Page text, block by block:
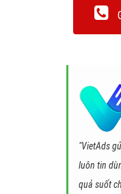
"VietAds
luôn tin
quả suốt